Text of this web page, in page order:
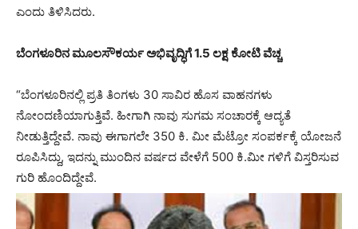
ಎಂದು ತಿಳಿಸಿದರು.
ಬೆಂಗಳೂರಿನ ಮೂಲಸೌಕರ್ಯ ಅಭಿವೃದ್ಧಿಗೆ 1.5 ಲಕ್ಷ ಕೋಟಿ ವೆಚ್ಚ
“ಬೆಂಗಳೂರಿನಲ್ಲಿ ಪ್ರತಿ ತಿಂಗಳು 30 ಸಾವಿರ ಹೊಸ ವಾಹನಗಳು
ನೋಂದಣಿಯಾಗುತ್ತಿವೆ. ಹೀಗಾಗಿ ನಾವು ಸುಗಮ ಸಂಚಾರಕ್ಕೆ ಆದ್ಯತೆ
ನೀಡುತ್ತಿದ್ದೇವೆ. ನಾವು ಈಗಾಗಲೇ 350 ಕಿ. ಮೀ ಮೆಟ್ರೋ ಸಂಪರ್ಕಕ್ಕೆ ಯೋಜನೆ
ರೂಪಿಸಿದ್ದು, ಇದನ್ನು ಮುಂದಿನ ವರ್ಷದ ವೇಳೆಗೆ 500 ಕಿ.ಮೀ ಗಳಿಗೆ ವಿಸ್ತರಿಸುವ
ಗುರಿ ಹೊಂದಿದ್ದೇವೆ.